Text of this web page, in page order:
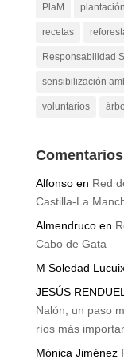
PlaM plantación
recetas
Responsabilidad
sensibilización
voluntarios
Alfonsoen Red
Castilla-La
Almendrucoen
Cabo de Gata
M Soledad
JESÚS
Nalón, un paso
ríos más
Mónica Jiménez